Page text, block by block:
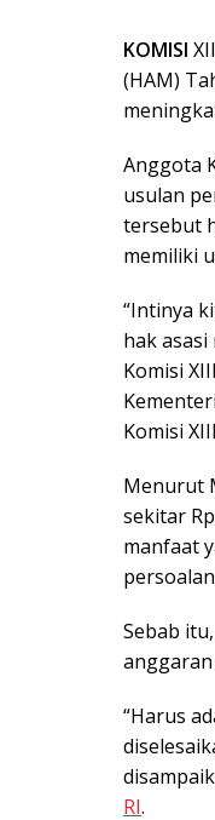
KOMISI
(HAM)
Anggota
usulan
tersebut
memiliki
“Intinya
hak
Komisi
Komisi
Menurut
sekitar
manfaat
Sebab
“Harus
RI.